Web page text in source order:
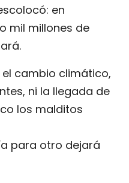
en
mil millones de
el cambio climático,
ni la llegada de
los malditos
para otro dejará